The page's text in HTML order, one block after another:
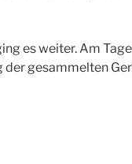
es weiter. Am
gesammelten